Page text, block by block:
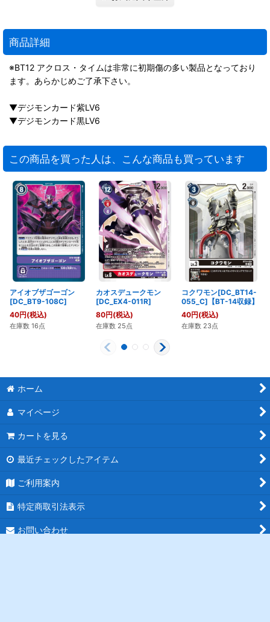
商品詳細
※BT12 アクロス・タイムは非常に初期傷の多い製品となっており
ます。あらかじめご了承下さい。
▼デジモンカード紫LV6
▼デジモンカード黒LV6
この商品を買った人は、こんな商品も買っています
アイオブザゴーゴン
[DC_BT9-108C]
40円(税込)
在庫数 16点
カオスデュークモン
[DC_EX4-011R]
80円(税込)
在庫数 25点
コクワモン[DC_BT14-
055_C]【BT-14収録】
40円(税込)
在庫数 23点
ホーム
マイページ
カートを見る
最近チェックしたアイテム
ご利用案内
特定商取引法表示
お問い合わせ